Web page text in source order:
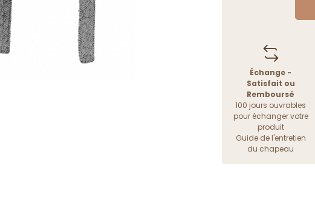
Échange -
Satisfait ou
Remboursé
100 jours ouvrables
pour échanger votre
produit
Guide de l'entretien
du chapeau